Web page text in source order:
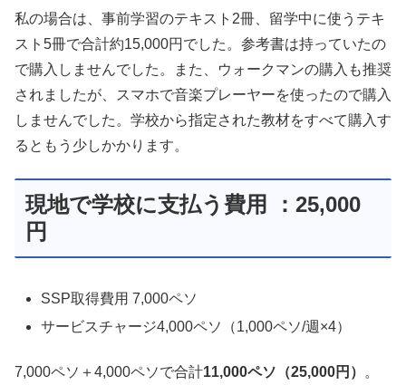
私の場合は、事前学習のテキスト2冊、留学中に使うテキ
スト5冊で合計約15,000円でした。参考書は持っていたの
で購入しませんでした。また、ウォークマンの購入も推奨
されましたが、スマホで音楽プレーヤーを使ったので購入
しませんでした。学校から指定された教材をすべて購入す
るともう少しかかります。
現地で学校に支払う費用 ：25,000
円
SSP取得費用 7,000ペソ
サービスチャージ4,000ペソ（1,000ペソ/週×4）
7,000ペソ＋4,000ペソで合計11,000ペソ（25,000円） 。